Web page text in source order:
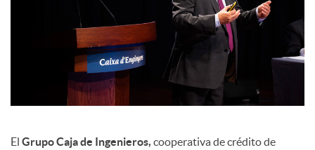
El Grupo Caja de Ingenieros, cooperativa de crédito de